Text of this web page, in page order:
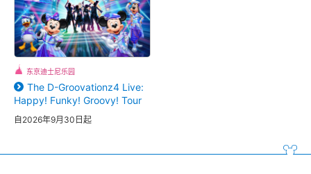
东京迪士尼乐园
The D-Groovationz4 Live:
Happy! Funky! Groovy! Tour
自2026年9月30日起